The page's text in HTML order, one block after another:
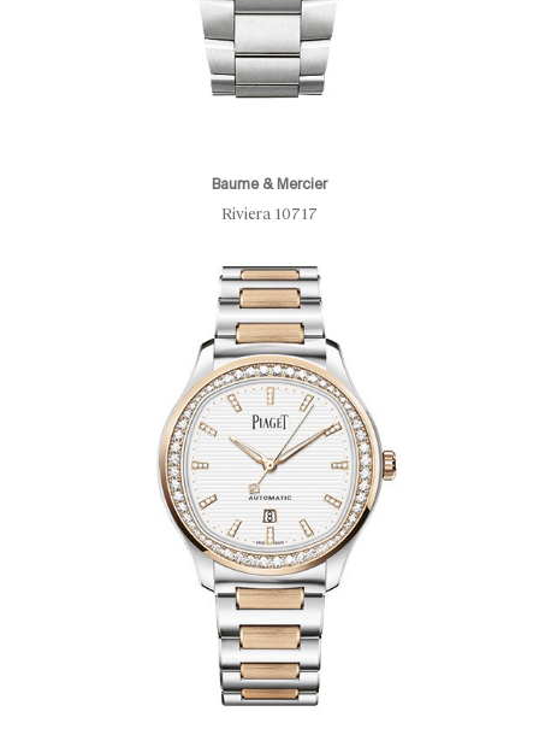
Baume & Mercier
Riviera 10717